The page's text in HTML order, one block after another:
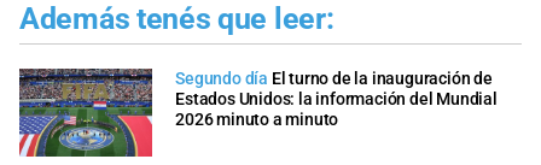
Además tenés que leer:
Segundo día El turno de la inauguración de
Estados Unidos: la información del Mundial
2026 minuto a minuto